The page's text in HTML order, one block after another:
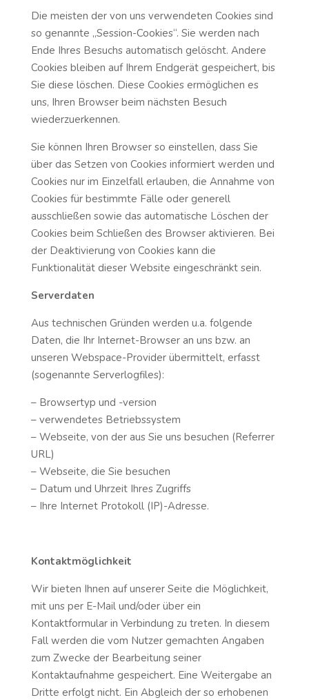
Die meisten der von uns verwendeten Cookies sind
so genannte „Session-Cookies“. Sie werden nach
Ende Ihres Besuchs automatisch gelöscht. Andere
Cookies bleiben auf Ihrem Endgerät gespeichert, bis
Sie diese löschen. Diese Cookies ermöglichen es
uns, Ihren Browser beim nächsten Besuch
wiederzuerkennen.
Sie können Ihren Browser so einstellen, dass Sie
über das Setzen von Cookies informiert werden und
Cookies nur im Einzelfall erlauben, die Annahme von
Cookies für bestimmte Fälle oder generell
ausschließen sowie das automatische Löschen der
Cookies beim Schließen des Browser aktivieren. Bei
der Deaktivierung von Cookies kann die
Funktionalität dieser Website eingeschränkt sein.
Serverdaten
Aus technischen Gründen werden u.a. folgende
Daten, die Ihr Internet-Browser an uns bzw. an
unseren Webspace-Provider übermittelt, erfasst
(sogenannte Serverlogfiles):
– Browsertyp und -version
– verwendetes Betriebssystem
– Webseite, von der aus Sie uns besuchen (Referrer
URL)
– Webseite, die Sie besuchen
– Datum und Uhrzeit Ihres Zugriffs
– Ihre Internet Protokoll (IP)-Adresse.
Kontaktmöglichkeit
Wir bieten Ihnen auf unserer Seite die Möglichkeit,
mit uns per E-Mail und/oder über ein
Kontaktformular in Verbindung zu treten. In diesem
Fall werden die vom Nutzer gemachten Angaben
zum Zwecke der Bearbeitung seiner
Kontaktaufnahme gespeichert. Eine Weitergabe an
Dritte erfolgt nicht. Ein Abgleich der so erhobenen